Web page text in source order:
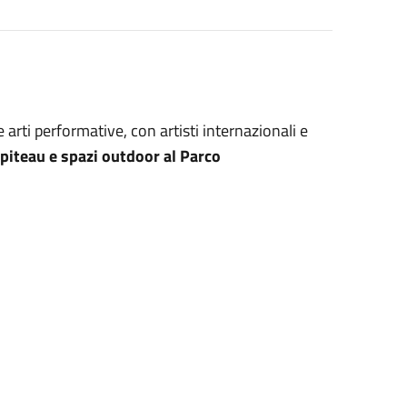
performative, con artisti internazionali e
e spazi outdoor al Parco